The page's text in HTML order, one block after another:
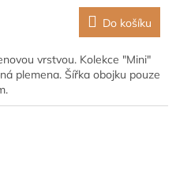
Do košíku
vrstvou. Kolekce "Mini"
plemena. Šířka obojku pouze